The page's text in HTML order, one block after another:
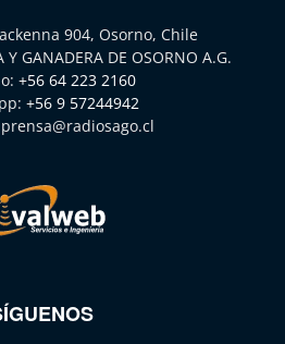
904, Osorno, Chile
Y GANADERA DE OSORNO A.G.
+56 64 223 2160
+56 9 57244942
prensa@radiosago.cl